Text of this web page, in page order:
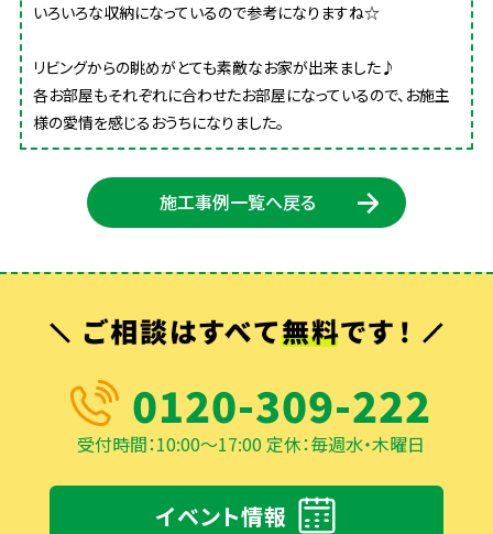
いろいろな収納になっているので参考になりますね☆
リビングからの眺めがとても素敵なお家が出来ました♪
各お部屋もそれぞれに合わせたお部屋になっているので、お施主
様の愛情を感じるおうちになりました。
施工事例一覧へ戻る
0120-309-222
受付時間：10:00～17:00 定休：毎週水・木曜日
イベント情報